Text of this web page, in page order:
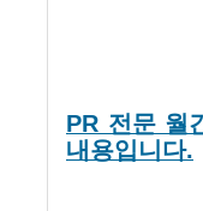
PR 전문 월
내용입니다.